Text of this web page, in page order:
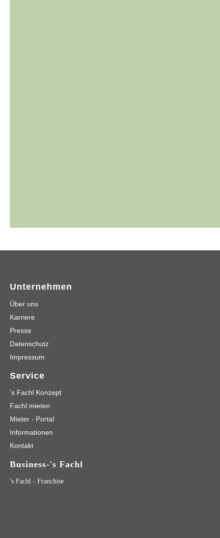
Unternehmen
Über uns
Karriere
Presse
Datenschutz
Impressum
Service
's Fachl Konzept
Fachl mieten
Mieter - Portal
Informationen
Kontakt
Business-'s Fachl
's Fachl - Franchise